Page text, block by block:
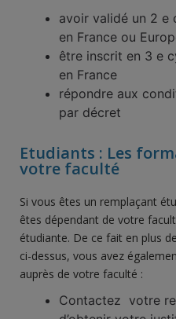
avoir validé un 2 e
en France ou
être inscrit en 3 e
en France
répondre aux
par décret
Etudiants : Les
votre faculté
Si vous êtes un remplaçant
êtes dépendant de votre
étudiante. De ce fait en plus
ci-dessus, vous avez
auprès de votre faculté :
Contactez votre